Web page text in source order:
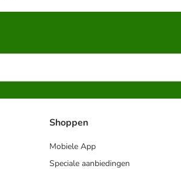
Shoppen
Mobiele App
Speciale aanbiedingen